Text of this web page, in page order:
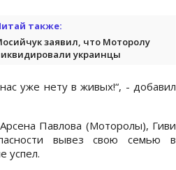
также:
заявил, что Моторолу
украинцы
уже нету в живых!“, - добавил
Павлова (Моторолы), Гиви
вывез свою семью в
успел.